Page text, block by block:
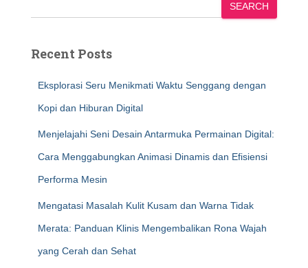
SEARCH
Recent Posts
Eksplorasi Seru Menikmati Waktu Senggang dengan
Kopi dan Hiburan Digital
Menjelajahi Seni Desain Antarmuka Permainan Digital:
Cara Menggabungkan Animasi Dinamis dan Efisiensi
Performa Mesin
Mengatasi Masalah Kulit Kusam dan Warna Tidak
Merata: Panduan Klinis Mengembalikan Rona Wajah
yang Cerah dan Sehat